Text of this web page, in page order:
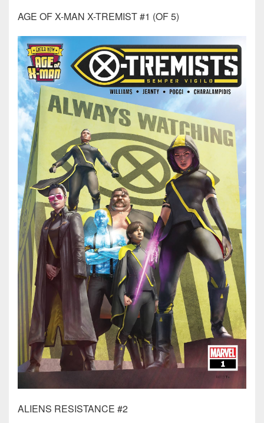
AGE OF X-MAN X-TREMIST #1 (OF 5)
ALIENS RESISTANCE #2